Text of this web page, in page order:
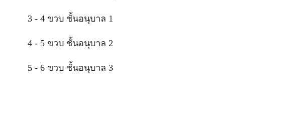
3 - 4 ขวบ ชั้นอนุบาล 1
4 - 5 ขวบ ชั้นอนุบาล 2
5 - 6 ขวบ ชั้นอนุบาล 3